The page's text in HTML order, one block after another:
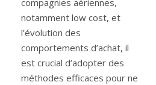
compagnies aériennes,
notamment low cost, et
l’évolution des
comportements d’achat, il
est crucial d’adopter des
méthodes efficaces pour ne